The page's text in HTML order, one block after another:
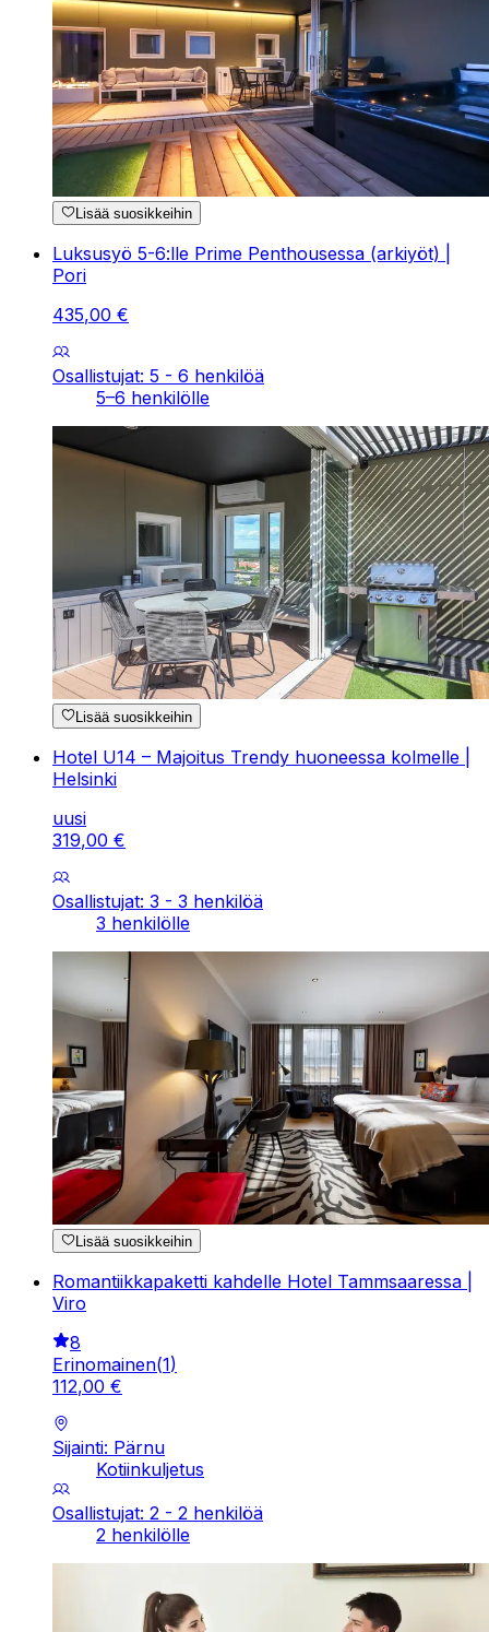
Lisää suosikkeihin
Luksusyö 5-6:lle Prime Penthousessa (arkiyöt) |
Pori
435,00 €
Osallistujat: 5 - 6 henkilöä
5–6 henkilölle
Lisää suosikkeihin
Hotel U14 – Majoitus Trendy huoneessa kolmelle |
Helsinki
uusi
319,00 €
Osallistujat: 3 - 3 henkilöä
3 henkilölle
Lisää suosikkeihin
Romantiikkapaketti kahdelle Hotel Tammsaaressa |
Viro
8
Erinomainen(1)
112,00 €
Sijainti: Pärnu
Kotiinkuljetus
Osallistujat: 2 - 2 henkilöä
2 henkilölle